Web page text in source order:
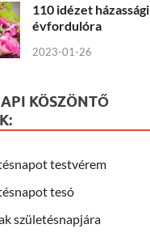
110 idézet házassági
évfordulóra
2023-01-26
KÖSZÖNTŐ
testvérem
tesó
születésnapjára